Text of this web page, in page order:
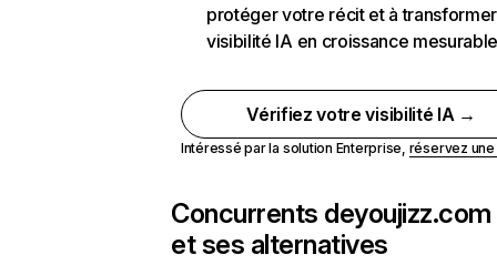
protéger votre récit et à
visibilité IA en croissance
Vérifiez votre visibilité IA →
Intéressé par la solution Enterprise, réservez
Concurrents deyoujizz.com
et ses alternatives